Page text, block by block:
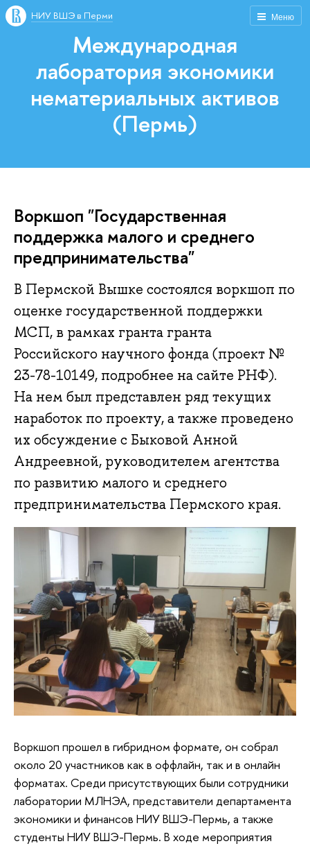
Меню
НИУ ВШЭ в Перми
Международная
лаборатория экономики
нематериальных активов
(Пермь)
Воркшоп "Государственная
поддержка малого и среднего
предпринимательства"
В Пермской Вышке состоялся воркшоп по
оценке государственной поддержки
МСП, в рамках гранта гранта
Российского научного фонда (проект №
23-78-10149, подробнее на сайте РНФ).
На нем был представлен ряд текущих
наработок по проекту, а также проведено
их обсуждение с Быковой Анной
Андреевной, руководителем агентства
по развитию малого и среднего
предпринимательства Пермского края.
Воркшоп прошел в гибридном формате, он собрал
около 20 участников как в оффлайн, так и в онлайн
форматах. Среди присутствующих были сотрудники
лаборатории МЛНЭА, представители департамента
экономики и финансов НИУ ВШЭ-Пермь, а также
студенты НИУ ВШЭ-Пермь. В ходе мероприятия